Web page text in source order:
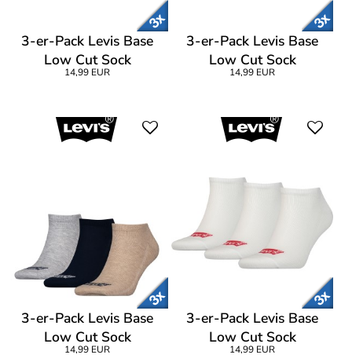
3-er-Pack Levis Base
Low Cut Sock
14,99 EUR
3-er-Pack Levis Base
Low Cut Sock
14,99 EUR
3-er-Pack Levis Base
Low Cut Sock
14,99 EUR
3-er-Pack Levis Base
Low Cut Sock
14,99 EUR